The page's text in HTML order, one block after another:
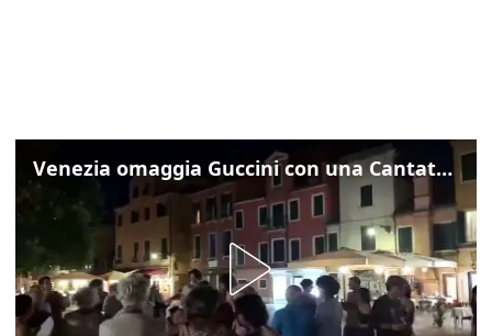
Venezia omaggia Guccini con una Cantata Anarchica in campo Santa Margherita